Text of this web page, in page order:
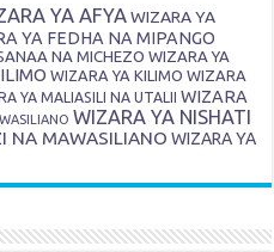
YA AFYA WIZARA YA
YA FEDHA NA MIPANGO
NA MICHEZO WIZARA YA
WIZARA YA KILIMO WIZARA
YA MALIASILI NA UTALII WIZARA
WIZARA YA NISHATI
NA MAWASILIANO WIZARA YA